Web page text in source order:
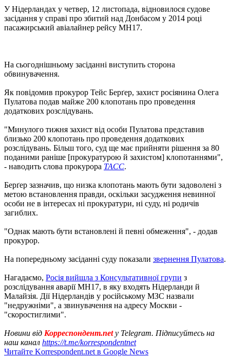
У Нідерландах у четвер, 12 листопада, відновилося судове
засідання у справі про збитий над Донбасом у 2014 році
пасажирський авіалайнер рейсу МН17.
На сьогоднішньому засіданні виступить сторона
обвинувачення.
Як повідомив прокурор Тейс Берґер, захист росіянина Олега
Пулатова подав майже 200 клопотань про проведення
додаткових розслідувань.
"Минулого тижня захист від особи Пулатова представив
близько 200 клопотань про проведення додаткових
розслідувань. Більш того, суд ще має прийняти рішення за 80
поданими раніше [прокуратурою й захистом] клопотаннями",
- наводить слова прокурора ТАСС.
Берґер зазначив, що низка клопотань мають бути задоволені з
метою встановлення правди, оскільки засудження невинної
особи не в інтересах ні прокуратури, ні суду, ні родичів
загиблих.
"Однак мають бути встановлені й певні обмеження", - додав
прокурор.
На попередньому засіданні суду показали звернення Пулатова.
Нагадаємо, Росія вийшла з Консультативної групи з
розслідування аварії MH17, в яку входять Нідерланди й
Малайзія. Дії Нідерландів у російському МЗС назвали
"недружніми", а звинувачення на адресу Москви -
"скоростиглими".
Новини від Корреспондент.netу Telegram. Підписуйтесь на
наш канал https://t.me/korrespondentnet
Читайте Korrespondent.net в Google News